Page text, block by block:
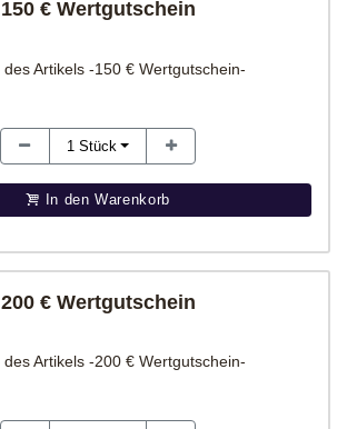
150 € Wertgutschein
1 Stück
In den Warenkorb
200 € Wertgutschein